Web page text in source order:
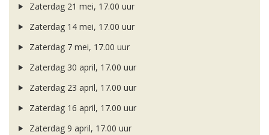
Zaterdag 21 mei, 17.00 uur
Zaterdag 14 mei, 17.00 uur
Zaterdag 7 mei, 17.00 uur
Zaterdag 30 april, 17.00 uur
Zaterdag 23 april, 17.00 uur
Zaterdag 16 april, 17.00 uur
Zaterdag 9 april, 17.00 uur